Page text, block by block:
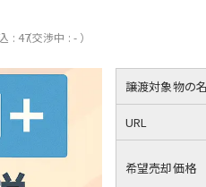
: 47
（交渉中 : - ）
譲渡対象物の
URL
希望売却価格